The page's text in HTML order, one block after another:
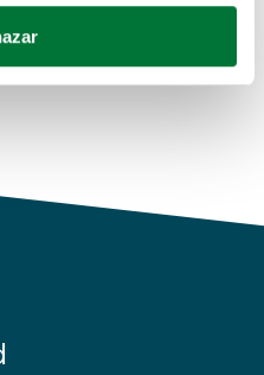
específicas (huellas
cómo se procesan sus
del sitio web con
publicidad y análisis